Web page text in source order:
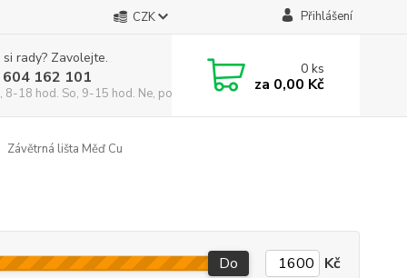
CZK Přihlášení
rady? Zavolejte.
162 101
8-18 hod. So, 9-15 hod. Ne, po domluvě)
0ks
za 0,00 Kč
Závětrná lišta Měď Cu
Do Kč